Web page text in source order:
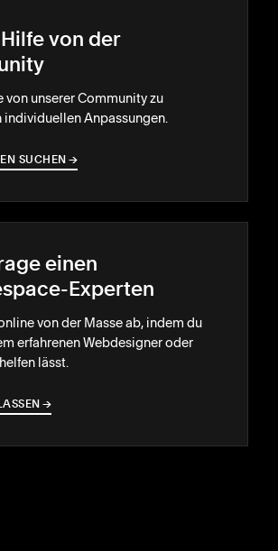
von der
von unserer Community zu
individuellen Anpassungen.
SUCHEN →
→
einen
Experten
von der Masse ab, indem du
erfahrenen Webdesigner oder
lässt.
→
→